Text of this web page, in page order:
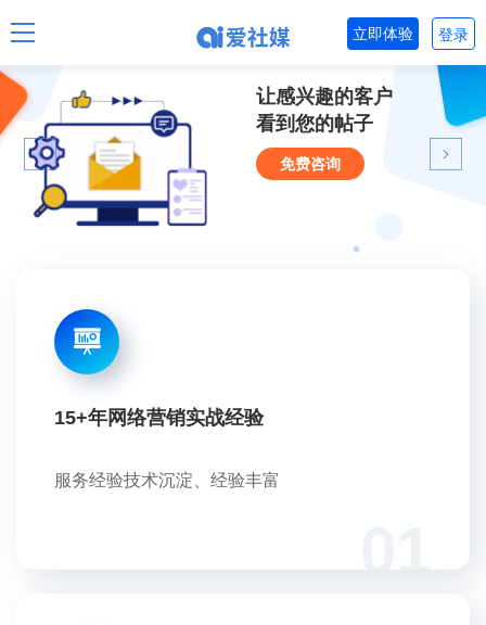
立即体验 登录
让感兴趣的客户
看到您的帖子
免费咨询
15+年网络营销实战经验
服务经验技术沉淀、经验丰富